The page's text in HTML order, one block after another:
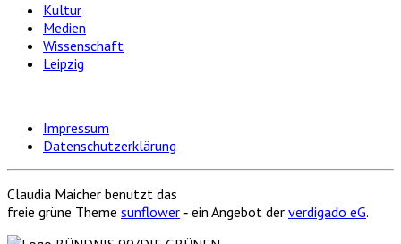
Kultur
Medien
Wissenschaft
Leipzig
Impressum
Datenschutzerklärung
Claudia Maicher benutzt das
freie grüne Theme sunflower ‐ ein Angebot der verdigado eG.